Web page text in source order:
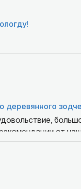
деревянного
от